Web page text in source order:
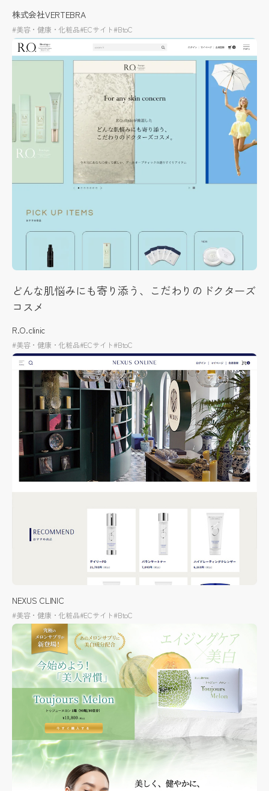
株式会社VERTEBRA
#美容・健康・化粧品#ECサイト#BtoC
どんな肌悩みにも寄り添う、こだわりのドクターズ
コスメ
R.O.clinic
#美容・健康・化粧品#ECサイト#BtoC
NEXUS CLINIC
#美容・健康・化粧品#ECサイト#BtoC